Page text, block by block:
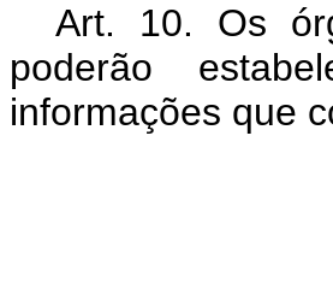
Art. 10. Os
poderão
informações que